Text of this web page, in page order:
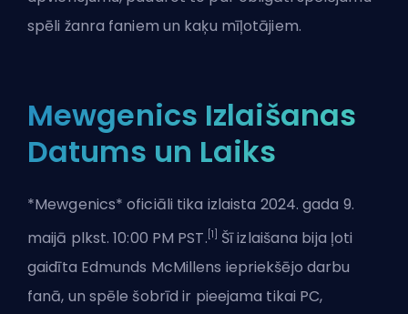
spēli žanra faniem un kaķu mīļotājiem.
Mewgenics Izlaišanas
Datums un Laiks
*Mewgenics* oficiāli tika izlaista 2024. gada 9.
maijā plkst. 10:00 PM PST. [1]
Šī izlaišana bija ļoti
gaidīta Edmunds McMillens iepriekšējo darbu
fanā, un spēle šobrīd ir pieejama tikai PC,